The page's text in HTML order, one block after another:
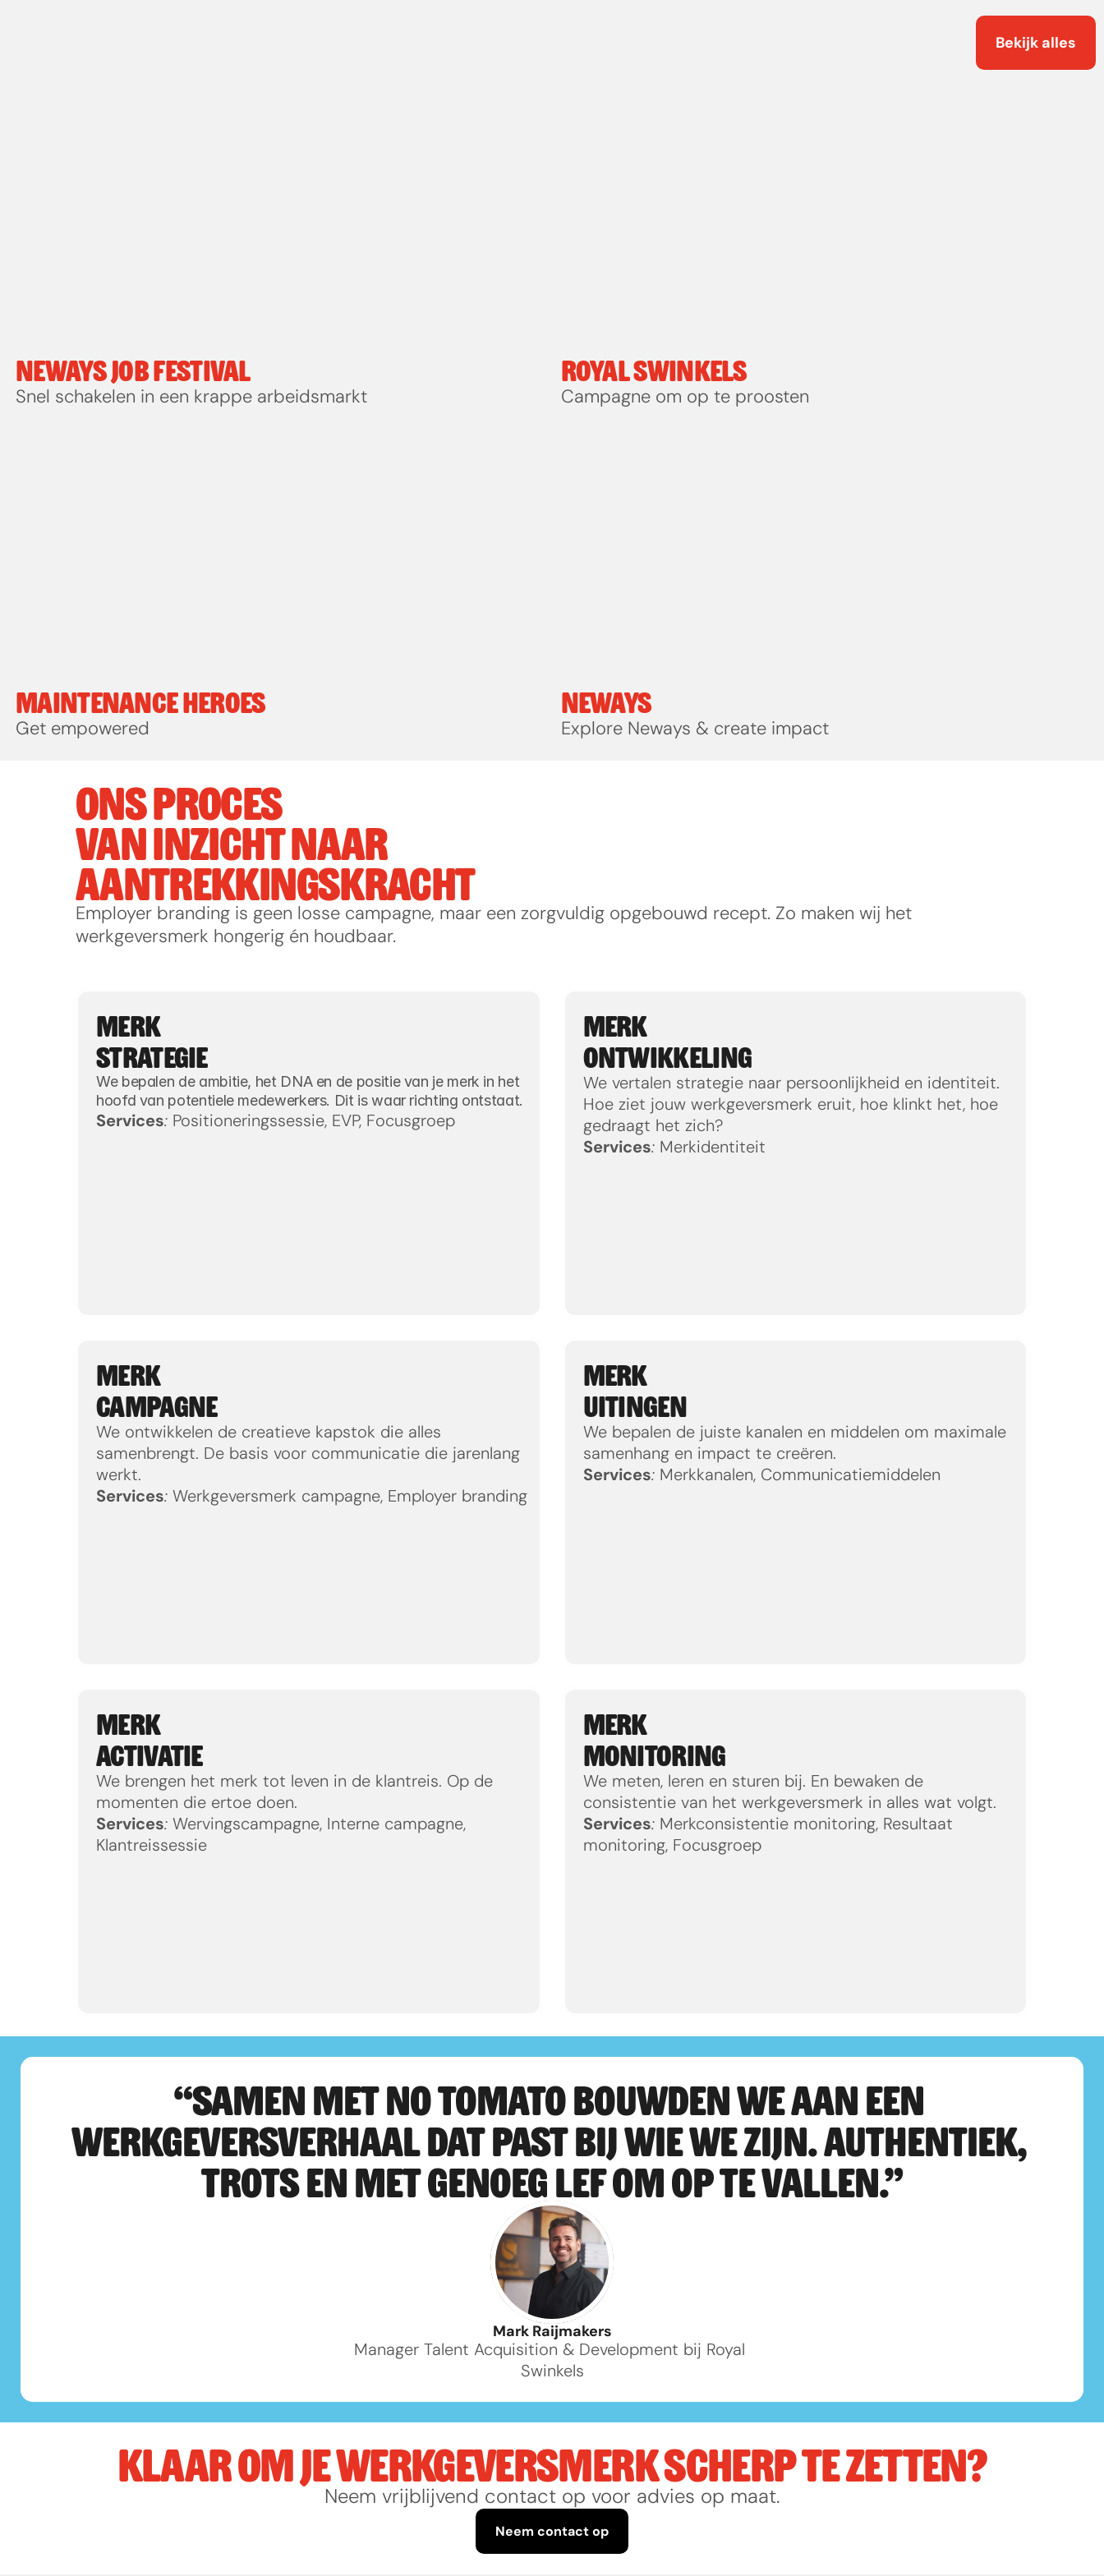
Bekijk alles
NEWAYS JOB FESTIVAL
Snel schakelen in een krappe arbeidsmarkt
ROYAL SWINKELS
Campagne om op te proosten
MAINTENANCE HEROES
Get empowered
NEWAYS
Explore Neways & create impact
ONS PROCES
VAN INZICHT NAAR
AANTREKKINGSKRACHT
Employer branding is geen losse campagne, maar een zorgvuldig opgebouwd recept. Zo maken wij het
werkgeversmerk hongerig én houdbaar.
MERK
STRATEGIE
We bepalen de ambitie, het DNA en de positie van je merk in het
hoofd van potentiele medewerkers. Dit is waar richting ontstaat.
Services: Positioneringssessie, EVP, Focusgroep
MERK
ONTWIKKELING
We vertalen strategie naar persoonlijkheid en identiteit.
Hoe ziet jouw werkgeversmerk eruit, hoe klinkt het, hoe
gedraagt het zich?
Services: Merkidentiteit
MERK
CAMPAGNE
We ontwikkelen de creatieve kapstok die alles
samenbrengt. De basis voor communicatie die jarenlang
werkt.
Services: Werkgeversmerk campagne, Employer branding
MERK
UITINGEN
We bepalen de juiste kanalen en middelen om maximale
samenhang en impact te creëren.
Services: Merkkanalen, Communicatiemiddelen
MERK
ACTIVATIE
We brengen het merk tot leven in de klantreis. Op de
momenten die ertoe doen.
Services: Wervingscampagne, Interne campagne,
Klantreissessie
MERK
MONITORING
We meten, leren en sturen bij. En bewaken de
consistentie van het werkgeversmerk in alles wat volgt.
Services: Merkconsistentie monitoring, Resultaat
monitoring, Focusgroep
“SAMEN MET NO TOMATO BOUWDEN WE AAN EEN
WERKGEVERSVERHAAL DAT PAST BIJ WIE WE ZIJN. AUTHENTIEK,
TROTS EN MET GENOEG LEF OM OP TE VALLEN.”
Mark Raijmakers
Manager Talent Acquisition & Development bij Royal
Swinkels
KLAAR OM JE WERKGEVERSMERK SCHERP TE ZETTEN?
Neem vrijblijvend contact op voor advies op maat.
Neem contact op